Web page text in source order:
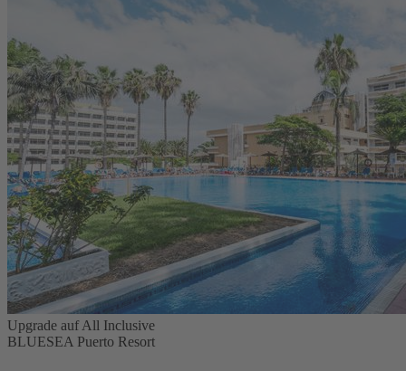
Upgrade auf All Inclusive
BLUESEA Puerto Resort